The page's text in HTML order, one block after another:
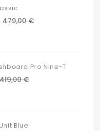
Prix
479,00 €
Pro Nine-T
Prix
419,00 €
Blue